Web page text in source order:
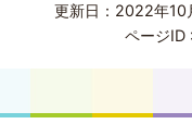
更新日：2022年10
ページ